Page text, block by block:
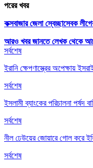
পরের খবর
কক্সবাজার জেলা স্বেচ্ছাসেবক
আরও খবর জানতে লেখক থেকে
সর্বশেষ
ইরানি ক্ষেপণাস্ত্রের অপেক্ষায়
সর্বশেষ
ইসলামী ব্যাংকের পরিচালনা পর্ষদ
সর্বশেষ
নীল ঢেউয়ের জোয়ারে গোল করে
সর্বশেষ